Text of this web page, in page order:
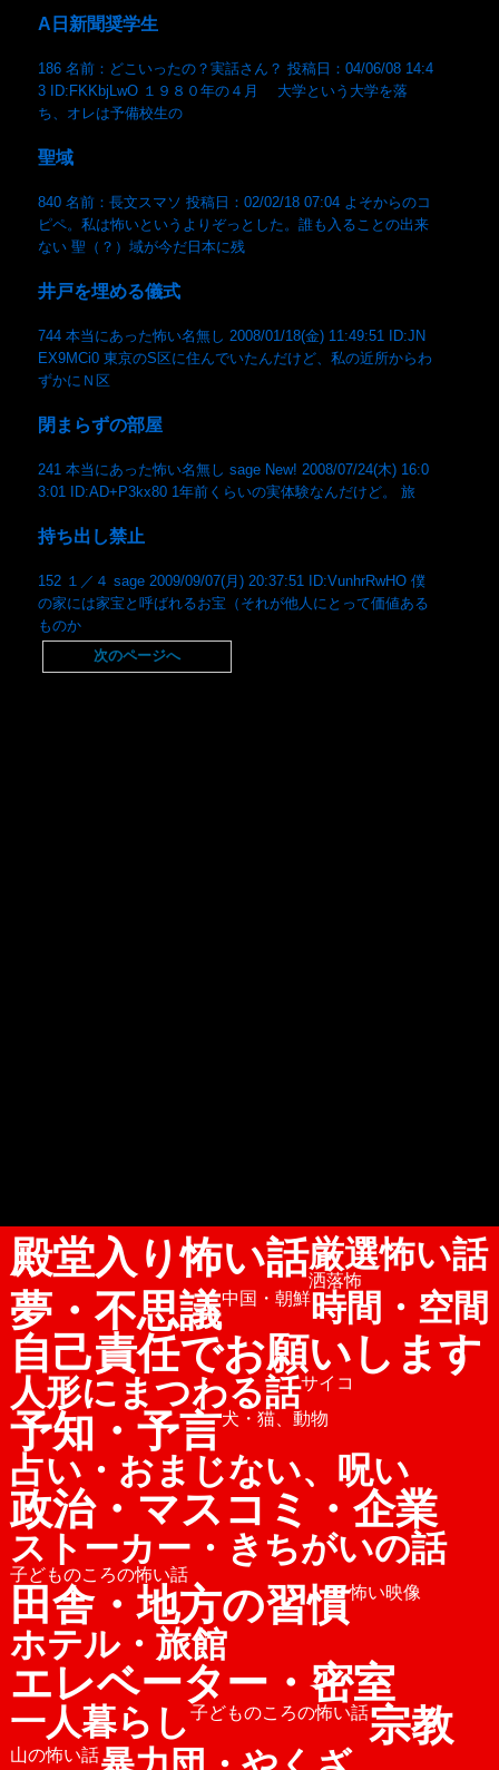
A日新聞奨学生
186 名前：どこいったの？実話さん？ 投稿日：04/06/08 14:4
3 ID:FKKbjLwO １９８０年の４月 大学という大学を落
ち、オレは予備校生の
聖域
840 名前：長文スマソ 投稿日：02/02/18 07:04 よそからのコ
ピペ。私は怖いというよりぞっとした。誰も入ることの出来
ない 聖（？）域が今だ日本に残
井戸を埋める儀式
744 本当にあった怖い名無し 2008/01/18(金) 11:49:51 ID:JN
EX9MCi0 東京のS区に住んでいたんだけど、私の近所からわ
ずかにＮ区
閉まらずの部屋
241 本当にあった怖い名無し sage New! 2008/07/24(木) 16:0
3:01 ID:AD+P3kx80 1年前くらいの実体験なんだけど。 旅
持ち出し禁止
152 １／４ sage 2009/09/07(月) 20:37:51 ID:VunhrRwHO 僕
の家には家宝と呼ばれるお宝（それが他人にとって価値ある
ものか
次のページへ
殿堂入り怖い話厳選怖い話
洒落怖
夢・不思議中国・朝鮮時間・空間
自己責任でお願いします
人形にまつわる話サイコ
予知・予言犬・猫、動物
占い・おまじない、呪い
政治・マスコミ・企業
ストーカー・きちがいの話
子どものころの怖い話
田舎・地方の習慣怖い映像
ホテル・旅館
エレベーター・密室
一人暮らし 子どものころの怖い話宗教
山の怖い話